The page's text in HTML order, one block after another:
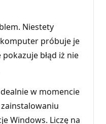
Niestety
komputer próbuje je
błąd iż nie
w momencie
Windows. Liczę na